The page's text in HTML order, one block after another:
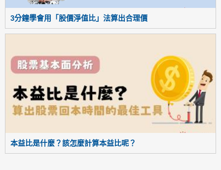
3分鐘學會用「股價淨值比」法算出合理價
本益比是什麼？該怎麼計算本益比呢？